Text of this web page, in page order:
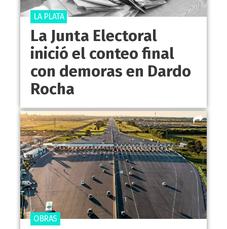
La Junta Electoral
inició el conteo final
con demoras en Dardo
Rocha
LA PLATA
OBRAS